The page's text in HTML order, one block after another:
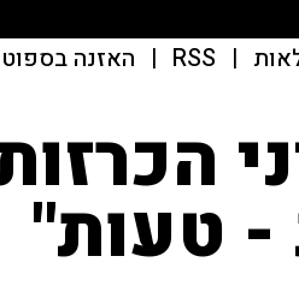
|
RSS
| האזנה
- טעות"